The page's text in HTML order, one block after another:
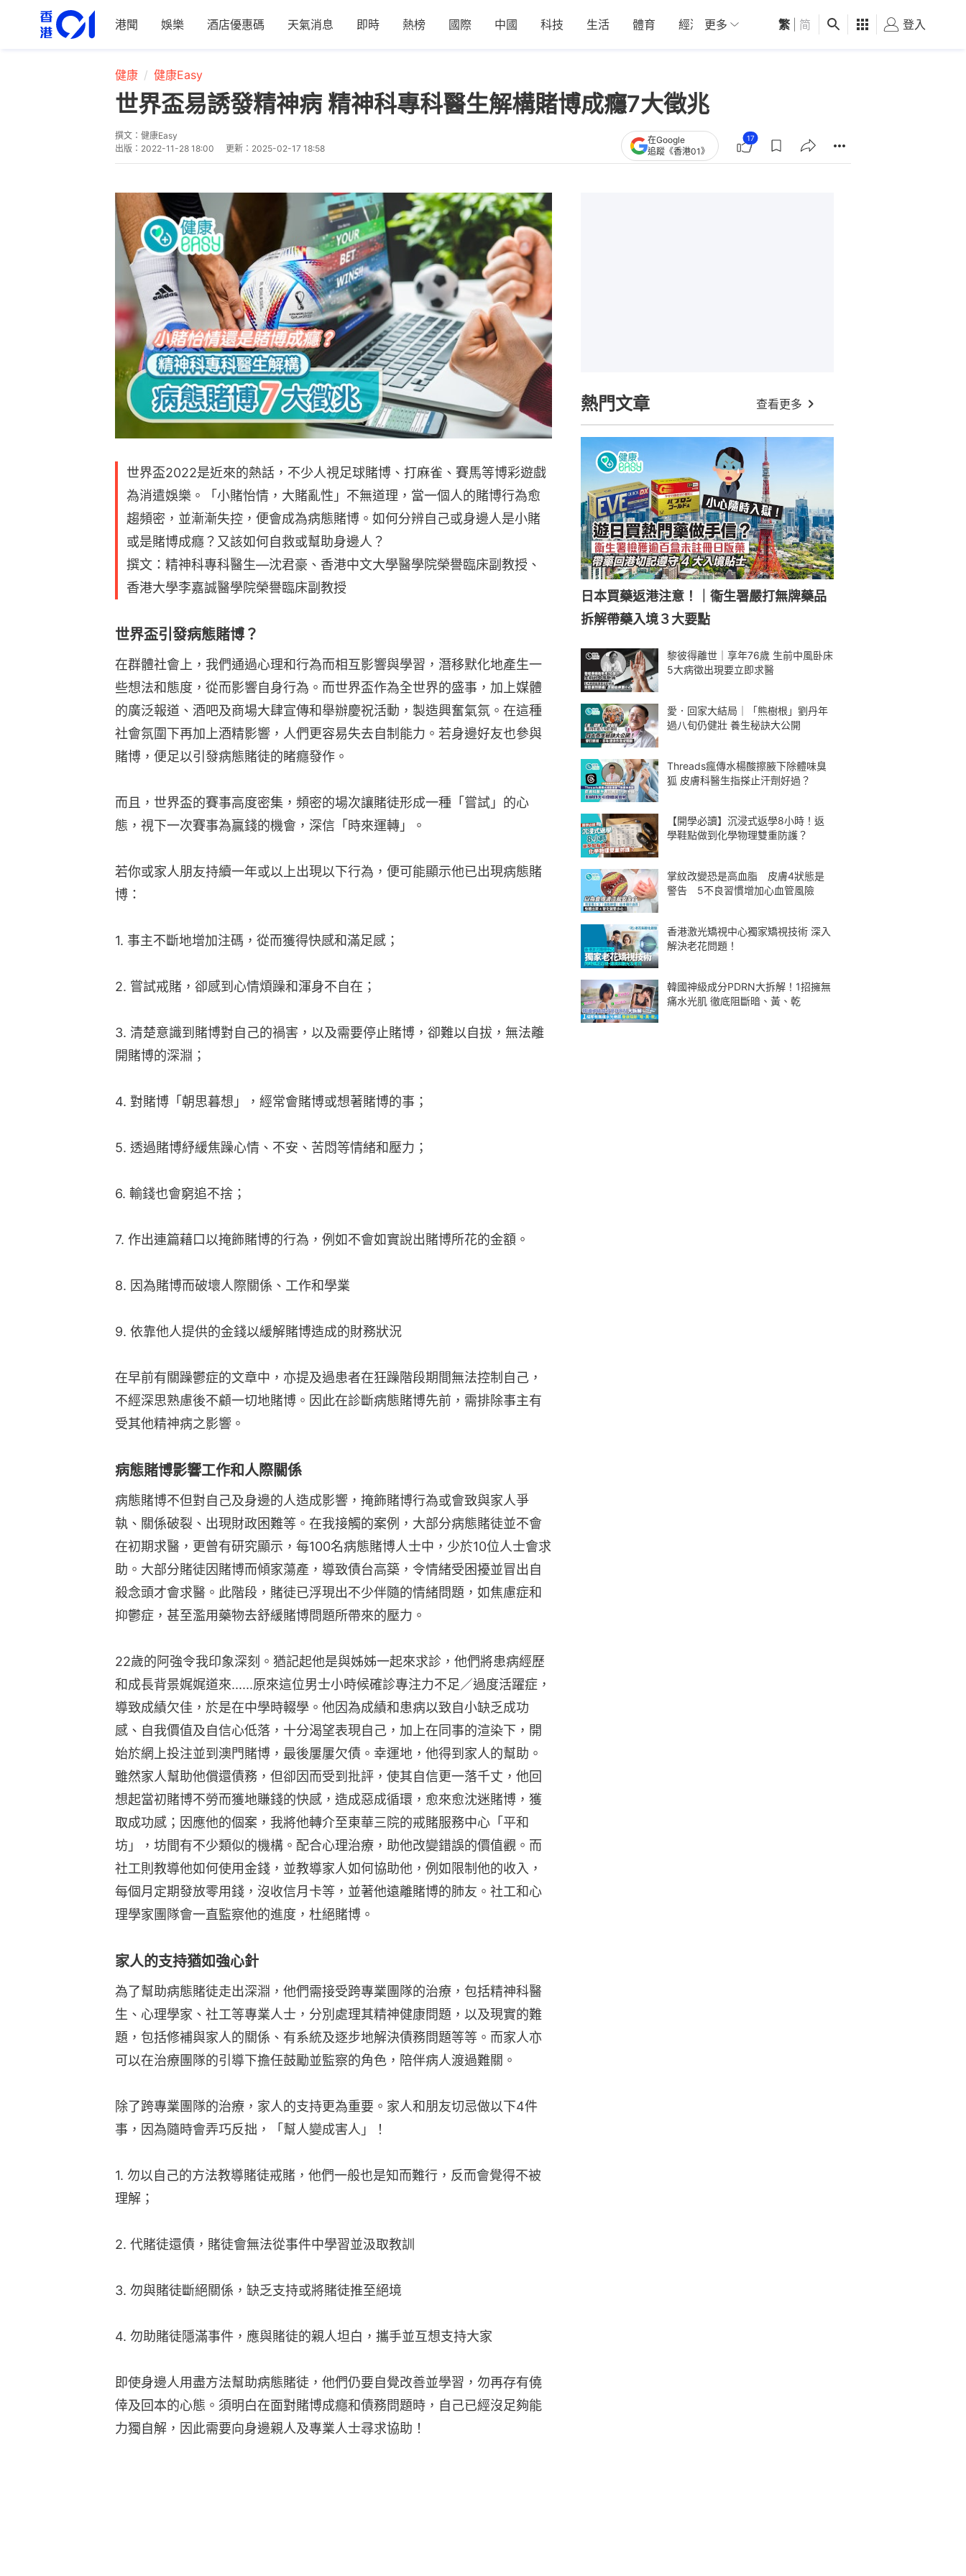
港聞 娛樂 酒店優惠碼 天氣消息 即時 熱榜 國際 中國 科技 生活 體育 經濟 01深圳 觀點 健康 好食玩飛
更多 繁 简 登入
健康 健康Easy
世界盃易誘發精神病 精神科專科醫生解構賭博成癮7大徵兆
撰文： 健康Easy
出版： 2022-11-28 18:00 更新： 2025-02-17 18:58
在Google
追蹤《香港01》
17
世界盃2022是近來的熱話，不少人視足球賭博、打麻雀、賽馬等博彩遊戲
為消遣娛樂。「小賭怡情，大賭亂性」不無道理，當一個人的賭博行為愈
趨頻密，並漸漸失控，便會成為病態賭博。如何分辨自己或身邊人是小賭
或是賭博成癮？又該如何自救或幫助身邊人？
撰文：精神科專科醫生—沈君豪、香港中文大學醫學院榮譽臨床副教授、
香港大學李嘉誠醫學院榮譽臨床副教授
世界盃引發病態賭博？
在群體社會上，我們通過心理和行為而相互影響與學習，潛移默化地產生一
些想法和態度，從而影響自身行為。而世界盃作為全世界的盛事，加上媒體
的廣泛報道、酒吧及商場大肆宣傳和舉辦慶祝活動，製造興奮氣氛。在這種
社會氛圍下再加上酒精影響，人們更容易失去自制能力。若身邊好友也參與
賭博，便足以引發病態賭徒的睹癮發作。
而且，世界盃的賽事高度密集，頻密的場次讓賭徒形成一種「嘗試」的心
態，視下一次賽事為贏錢的機會，深信「時來運轉」。
若你或家人朋友持續一年或以上出現以下行為，便可能顯示他已出現病態賭
博：
1. 事主不斷地增加注碼，從而獲得快感和滿足感；
2. 嘗試戒賭，卻感到心情煩躁和渾身不自在；
3. 清楚意識到賭博對自己的禍害，以及需要停止賭博，卻難以自拔，無法離
開賭博的深淵；
4. 對賭博「朝思暮想」，經常會賭博或想著賭博的事；
5. 透過賭博紓緩焦躁心情、不安、苦悶等情緒和壓力；
6. 輸錢也會窮追不捨；
7. 作出連篇藉口以掩飾賭博的行為，例如不會如實說出賭博所花的金額。
8. 因為賭博而破壞人際關係、工作和學業
9. 依靠他人提供的金錢以緩解賭博造成的財務狀況
在早前有關躁鬱症的文章中，亦提及過患者在狂躁階段期間無法控制自己，
不經深思熟慮後不顧一切地賭博。因此在診斷病態賭博先前，需排除事主有
受其他精神病之影響。
病態賭博影響工作和人際關係
病態賭博不但對自己及身邊的人造成影響，掩飾賭博行為或會致與家人爭
執、關係破裂、出現財政困難等。在我接觸的案例，大部分病態賭徒並不會
在初期求醫，更曾有研究顯示，每100名病態賭博人士中，少於10位人士會求
助。大部分賭徒因賭博而傾家蕩產，導致債台高築，令情緒受困擾並冒出自
殺念頭才會求醫。此階段，賭徒已浮現出不少伴隨的情緒問題，如焦慮症和
抑鬱症，甚至濫用藥物去舒緩賭博問題所帶來的壓力。
22歲的阿強令我印象深刻。猶記起他是與姊姊一起來求診，他們將患病經歷
和成長背景娓娓道來......原來這位男士小時候確診專注力不足／過度活躍症，
導致成績欠佳，於是在中學時輟學。他因為成績和患病以致自小缺乏成功
感、自我價值及自信心低落，十分渴望表現自己，加上在同事的渲染下，開
始於網上投注並到澳門賭博，最後屢屢欠債。幸運地，他得到家人的幫助。
雖然家人幫助他償還債務，但卻因而受到批評，使其自信更一落千丈，他回
想起當初賭博不勞而獲地賺錢的快感，造成惡成循環，愈來愈沈迷賭博，獲
取成功感；因應他的個案，我將他轉介至東華三院的戒賭服務中心「平和
坊」，坊間有不少類似的機構。配合心理治療，助他改變錯誤的價值觀。而
社工則教導他如何使用金錢，並教導家人如何協助他，例如限制他的收入，
每個月定期發放零用錢，沒收信月卡等，並著他遠離賭博的肺友。社工和心
理學家團隊會一直監察他的進度，杜絕賭博。
家人的支持猶如強心針
為了幫助病態賭徒走出深淵，他們需接受跨專業團隊的治療，包括精神科醫
生、心理學家、社工等專業人士，分別處理其精神健康問題，以及現實的難
題，包括修補與家人的關係、有系統及逐步地解決債務問題等等。而家人亦
可以在治療團隊的引導下擔任鼓勵並監察的角色，陪伴病人渡過難關。
除了跨專業團隊的治療，家人的支持更為重要。家人和朋友切忌做以下4件
事，因為隨時會弄巧反拙，「幫人變成害人」！
1. 勿以自己的方法教導賭徒戒賭，他們一般也是知而難行，反而會覺得不被
理解；
2. 代賭徒還債，賭徒會無法從事件中學習並汲取教訓
3. 勿與賭徒斷絕關係，缺乏支持或將賭徒推至絕境
4. 勿助賭徒隱滿事件，應與賭徒的親人坦白，攜手並互想支持大家
即使身邊人用盡方法幫助病態賭徒，他們仍要自覺改善並學習，勿再存有僥
倖及回本的心態。須明白在面對賭博成癮和債務問題時，自己已經沒足夠能
力獨自解，因此需要向身邊親人及專業人士尋求協助！
熱門文章 查看更多
日本買藥返港注意！｜衞生署嚴打無牌藥品
拆解帶藥入境３大要點
黎彼得離世｜享年76歲 生前中風卧床
5大病徵出現要立即求醫
愛．回家大結局｜「熊樹根」劉丹年
過八旬仍健壯 養生秘訣大公開
Threads瘋傳水楊酸擦腋下除體味臭
狐 皮膚科醫生指搽止汗劑好過？
【開學必讀】沉浸式返學8小時！返
學鞋點做到化學物理雙重防護？
掌紋改變恐是高血脂 皮膚4狀態是
警告 5不良習慣增加心血管風險
香港激光矯視中心獨家矯視技術 深入
解決老花問題！
韓國神級成分PDRN大拆解！1招擁無
痛水光肌 徹底阻斷暗、黃、乾